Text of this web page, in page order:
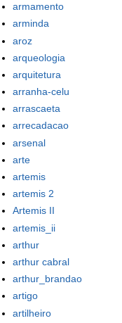
armamento
arminda
aroz
arqueologia
arquitetura
arranha-celu
arrascaeta
arrecadacao
arsenal
arte
artemis
artemis 2
Artemis II
artemis_ii
arthur
arthur cabral
arthur_brandao
artigo
artilheiro